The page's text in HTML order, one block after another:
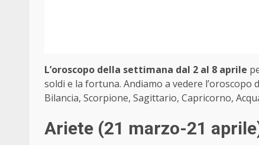
L’oroscopo della settimana dal 2 al 8 aprile
soldi e la fortuna. Andiamo a vedere
Bilancia, Scorpione, Sagittario, Capricorno,
Ariete (21 marzo-21